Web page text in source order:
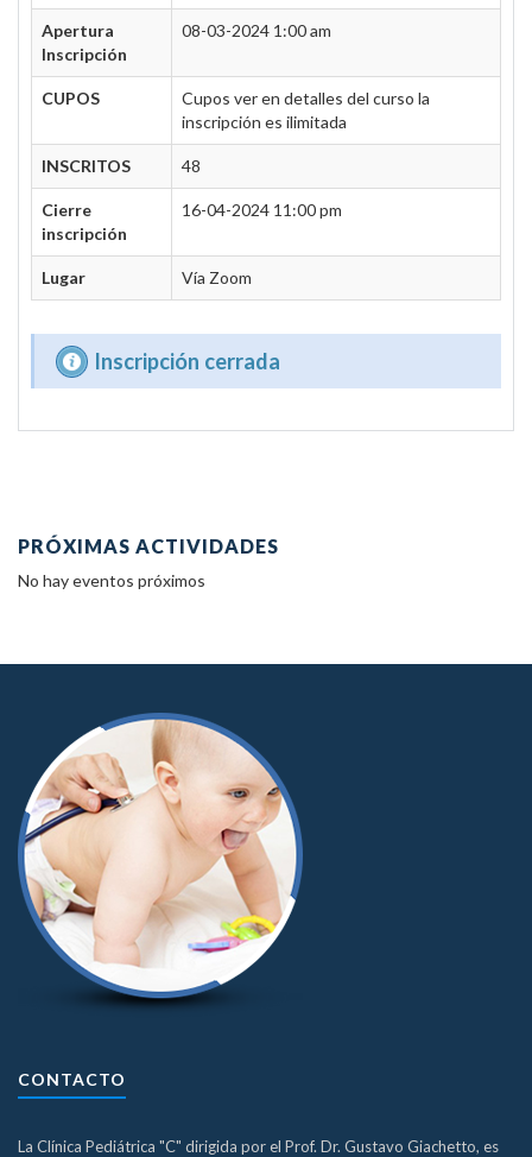
Apertura
Inscripción
08-03-2024 1:00 am
CUPOS
Cupos ver en detalles del curso la
inscripción es ilimitada
INSCRITOS 48
Cierre
inscripción
16-04-2024 11:00 pm
Lugar Vía Zoom
Inscripción cerrada
PRÓXIMAS ACTIVIDADES
No hay eventos próximos
CONTACTO
La Clínica Pediátrica "C" dirigida por el Prof. Dr. Gustavo Giachetto, es